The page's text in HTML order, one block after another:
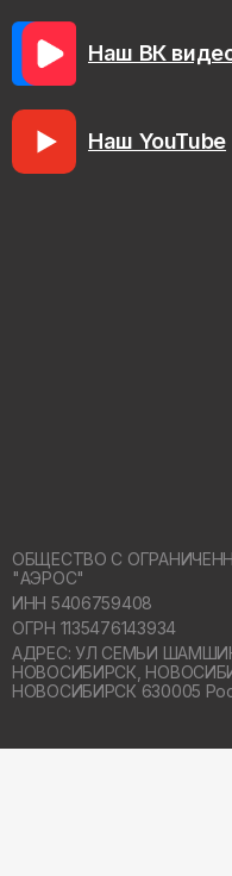
Наш ВК
Наш YouTube
ОБЩЕСТВО С
"АЭРОС"
ИНН 5406759408
ОГРН 1135476143934
АДРЕС: УЛ СЕМЬИ
НОВОСИБИРСК,
НОВОСИБИРСК 630005